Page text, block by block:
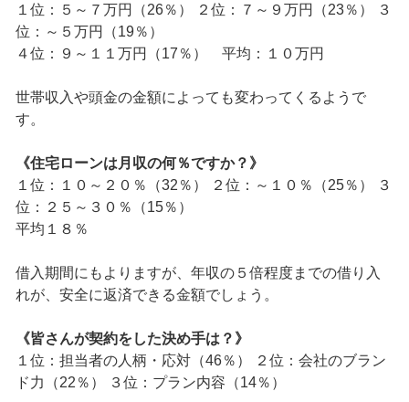
１位：５～７万円（26％） ２位：７～９万円（23％） ３
位：～５万円（19％）
４位：９～１１万円（17％） 平均：１０万円
世帯収入や頭金の金額によっても変わってくるようで
す。
《住宅ローンは月収の何％ですか？》
１位：１０～２０％（32％） ２位：～１０％（25％） ３
位：２５～３０％（15％）
平均１８％
借入期間にもよりますが、年収の５倍程度までの借り入
れが、安全に返済できる金額でしょう。
《皆さんが契約をした決め手は？》
１位：担当者の人柄・応対（46％） ２位：会社のブラン
ド力（22％） ３位：プラン内容（14％）